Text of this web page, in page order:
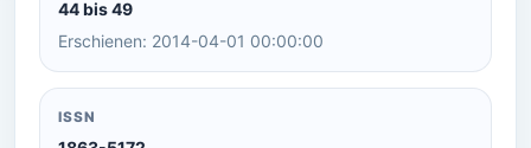
44 bis 49
Erschienen: 2014-04-01 00:00:00
ISSN